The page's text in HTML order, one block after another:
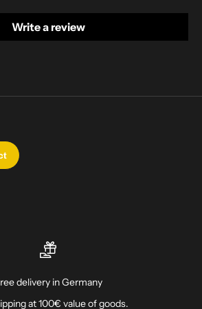
Write a review
delivery in Germany
at 100€ value of goods.